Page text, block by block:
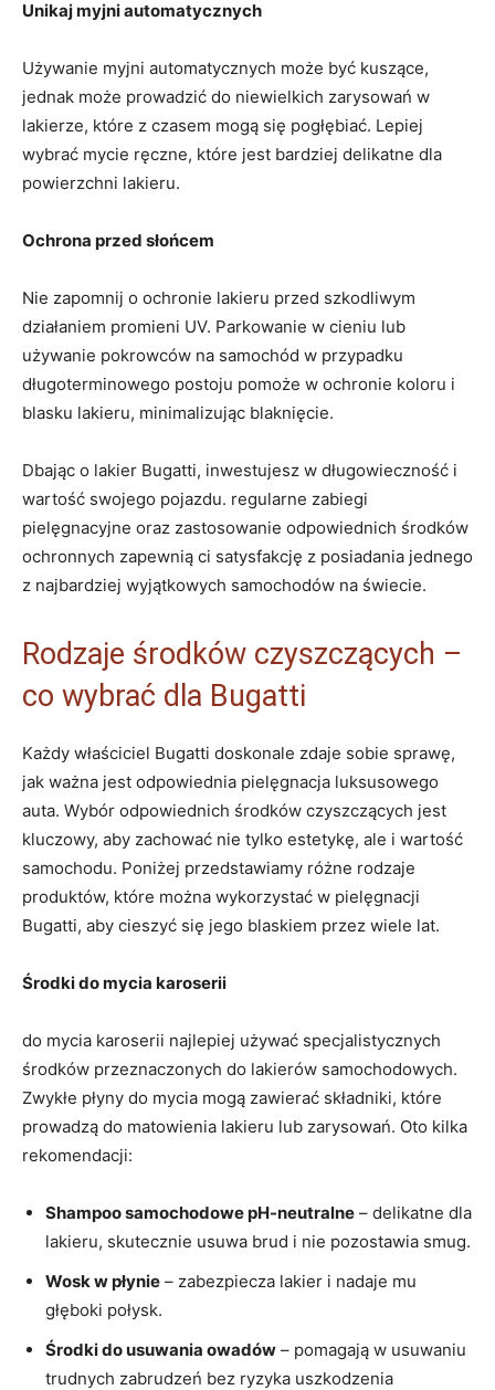
Unikaj myjni automatycznych
Używanie myjni automatycznych może być kuszące,
jednak może prowadzić do niewielkich zarysowań w
lakierze, które z czasem mogą się pogłębiać. Lepiej
wybrać mycie ręczne, które jest bardziej delikatne dla
powierzchni lakieru.
Ochrona przed słońcem
Nie zapomnij o ochronie lakieru przed szkodliwym
działaniem promieni UV. Parkowanie w cieniu lub
używanie pokrowców na samochód w przypadku
długoterminowego postoju pomoże w ochronie koloru i
blasku lakieru, minimalizując blaknięcie.
Dbając o lakier Bugatti, inwestujesz w długowieczność i
wartość swojego pojazdu. regularne zabiegi
pielęgnacyjne oraz zastosowanie odpowiednich środków
ochronnych zapewnią ci satysfakcję z posiadania jednego
z najbardziej wyjątkowych samochodów na świecie.
Rodzaje środków czyszczących –
co wybrać dla Bugatti
Każdy właściciel Bugatti doskonale zdaje sobie sprawę,
jak ważna jest odpowiednia pielęgnacja luksusowego
auta. Wybór odpowiednich środków czyszczących jest
kluczowy, aby zachować nie tylko estetykę, ale i wartość
samochodu. Poniżej przedstawiamy różne rodzaje
produktów, które można wykorzystać w pielęgnacji
Bugatti, aby cieszyć się jego blaskiem przez wiele lat.
Środki do mycia karoserii
do mycia karoserii najlepiej używać specjalistycznych
środków przeznaczonych do lakierów samochodowych.
Zwykłe płyny do mycia mogą zawierać składniki, które
prowadzą do matowienia lakieru lub zarysowań. Oto kilka
rekomendacji:
Shampoo samochodowe pH-neutralne – delikatne dla
lakieru, skutecznie usuwa brud i nie pozostawia smug.
Wosk w płynie – zabezpiecza lakier i nadaje mu
głęboki połysk.
Środki do usuwania owadów – pomagają w usuwaniu
trudnych zabrudzeń bez ryzyka uszkodzenia